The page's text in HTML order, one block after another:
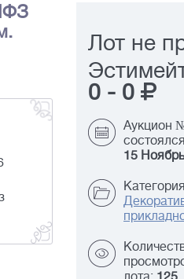
Лот не
0 - 0
Аукцион
15